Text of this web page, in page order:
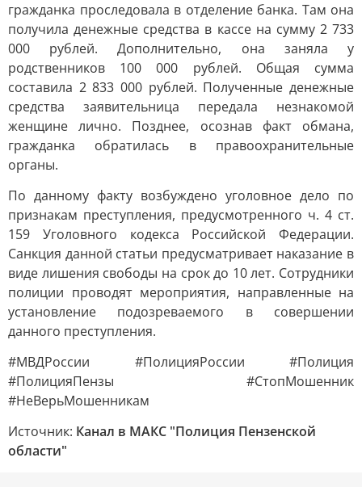
гражданка проследовала в отделение банка. Там она
получила денежные средства в кассе на сумму 2 733
000 рублей. Дополнительно, она заняла у
родственников 100 000 рублей. Общая сумма
составила 2 833 000 рублей. Полученные денежные
средства заявительница передала незнакомой
женщине лично. Позднее, осознав факт обмана,
гражданка обратилась в правоохранительные
органы.
По данному факту возбуждено уголовное дело по
признакам преступления, предусмотренного ч. 4 ст.
159 Уголовного кодекса Российской Федерации.
Санкция данной статьи предусматривает наказание в
виде лишения свободы на срок до 10 лет. Сотрудники
полиции проводят мероприятия, направленные на
установление подозреваемого в совершении
данного преступления.
#МВДРоссии #ПолицияРоссии #Полиция
#ПолицияПензы #СтопМошенник
#НеВерьМошенникам
Источник: Канал в МАКС "Полиция Пензенской
области"